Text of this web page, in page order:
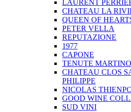
LAURENT
CHATEAU LA
QUEEN OF
PETER VELLA
REPUTAZIONE
1977
CAPONE
TENUTE MARTINO
CHATEAU CLOS
PHILIPPE
NICOLAS
GOOD WINE
SUD VINI